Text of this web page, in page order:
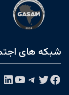
شبکه های
فیس‌بوکتوییتر تلگرام یوتیوبلینکداین